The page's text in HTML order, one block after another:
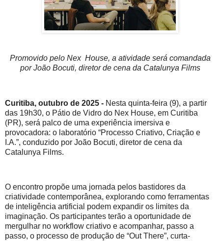
Promovido pelo Nex House, a atividade será comandada
por João Bocuti, diretor de cena da Catalunya Films
Curitiba, outubro de 2025 - Nesta quinta-feira (9), a partir
das 19h30, o Pátio de Vidro do Nex House, em Curitiba
(PR), será palco de uma experiência imersiva e
provocadora: o laboratório “Processo Criativo, Criação e
I.A.”, conduzido por João Bocuti, diretor de cena da
Catalunya Films.
O encontro propõe uma jornada pelos bastidores da
criatividade contemporânea, explorando como ferramentas
de inteligência artificial podem expandir os limites da
imaginação. Os participantes terão a oportunidade de
mergulhar no workflow criativo e acompanhar, passo a
passo, o processo de produção de “Out There”, curta-